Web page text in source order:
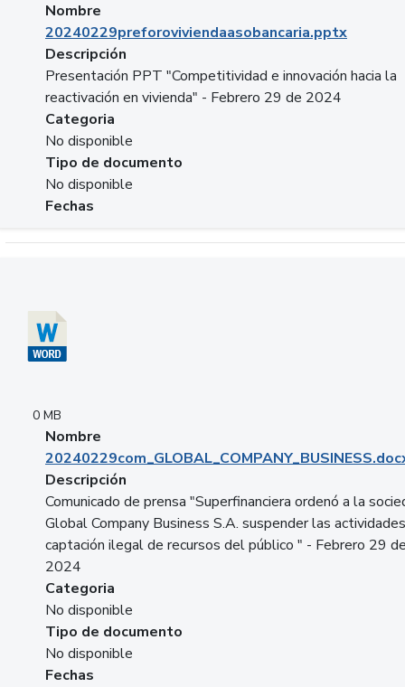
Nombre
20240229preforoviviendaasobancaria.pptx
Descripción
Presentación PPT "Competitividad e innovación hacia la
reactivación en vivienda" - Febrero 29 de 2024
Categoria
No disponible
Tipo de documento
No disponible
Fechas
0 MB
Nombre
Descripción
Comunicado de prensa "Superfinanciera ordenó a la
Global Company Business S.A. suspender las
captación ilegal de recursos del público " - Febrero 29
2024
Categoria
No disponible
Tipo de documento
No disponible
Fechas